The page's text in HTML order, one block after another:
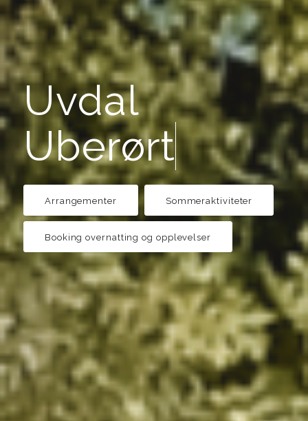
Uvdal
Unik
Arrangementer Sommeraktiviteter
Booking overnatting og opplevelser